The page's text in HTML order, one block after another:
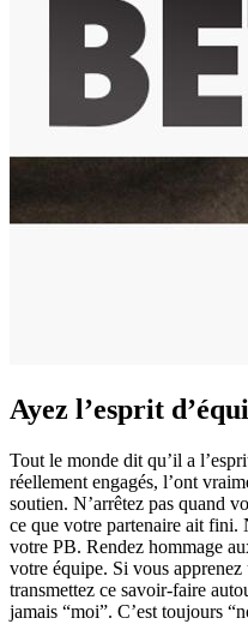
Ayez l’esprit
Tout le monde dit qu’il a
réellement engagés, l’ont
soutien. N’arrêtez pas quand
ce que votre partenaire ait fini.
votre PB. Rendez hommage
votre équipe. Si vous
transmettez ce savoir-faire
jamais “moi”. C’est toujours